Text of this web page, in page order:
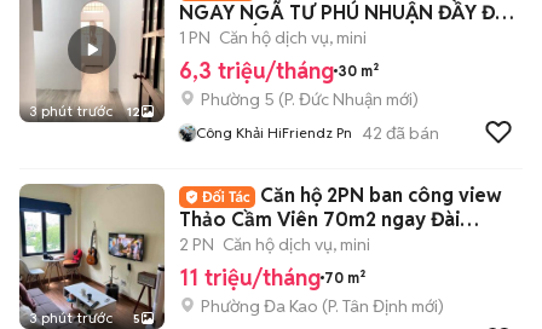
3 phút trước 12
NGAY NGÃ TƯ PHÚ NHUẬN ĐẦY ĐỦ
NỘI THẤT
1 PN Căn hộ dịch vụ, mini
6,3 triệu/tháng 30 m²
Phường 5 (P. Đức Nhuận mới)
Công Khải HiFriendz Pn 42 đã bán
3 phút trước 5
Căn hộ 2PN ban công view
Thảo Cầm Viên 70m2 ngay Đài
Truyền hình NTMK
2 PN Căn hộ dịch vụ, mini
11 triệu/tháng 70 m²
Phường Đa Kao (P. Tân Định mới)